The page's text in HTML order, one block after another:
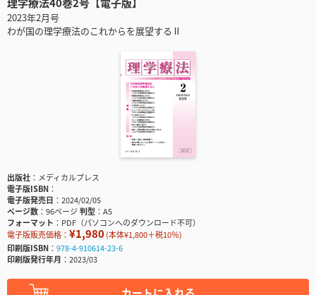
2023年2月号
わが国の理学療法のこれからを展望するⅡ
出版社
メディカルプレス
電子版ISBN
電子版発売日
2024/02/05
ページ数
96ページ判型
A5
フォーマット
PDF（パソコンへのダウンロード不可）
電子版販売価格： ¥1,980(本体¥1,800＋税10％)
印刷版ISBN
978-4-910614-23-6
印刷版発行年月
2023/03